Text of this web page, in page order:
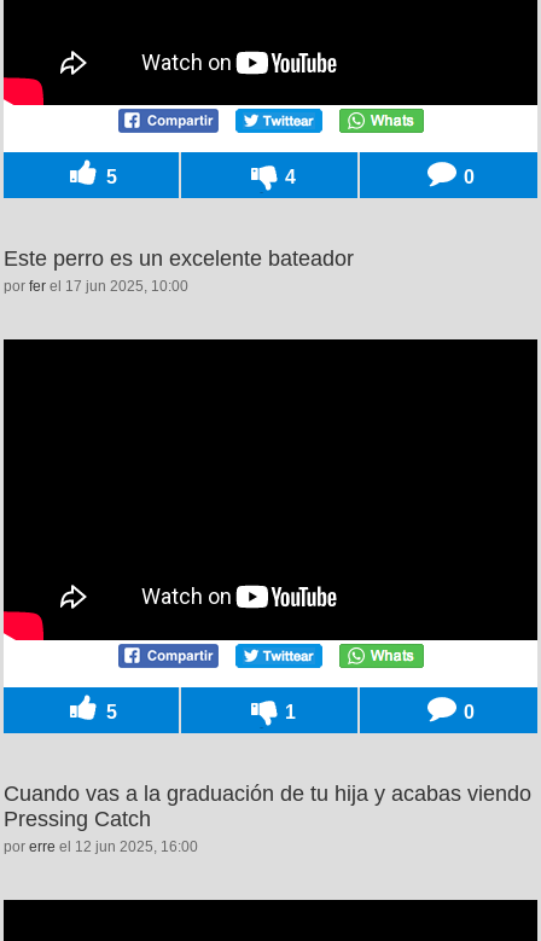
5 4 0
Este perro es un excelente bateador
por fer el 17 jun 2025, 10:00
5 1 0
Cuando vas a la graduación de tu hija y acabas viendo
Pressing Catch
por erre el 12 jun 2025, 16:00